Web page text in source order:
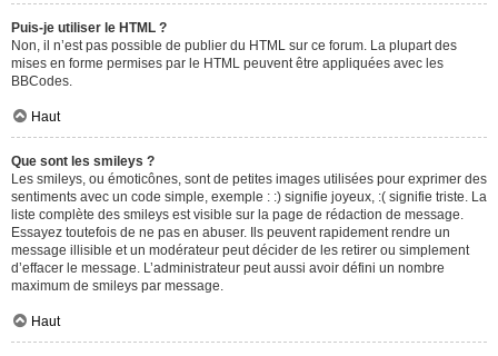
Puis-je utiliser le HTML ?
Non, il n’est pas possible de publier du HTML sur ce forum. La plupart des
mises en forme permises par le HTML peuvent être appliquées avec les
BBCodes.
Haut
Que sont les smileys ?
Les smileys, ou émoticônes, sont de petites images utilisées pour exprimer des
sentiments avec un code simple, exemple : :) signifie joyeux, :( signifie triste. La
liste complète des smileys est visible sur la page de rédaction de message.
Essayez toutefois de ne pas en abuser. Ils peuvent rapidement rendre un
message illisible et un modérateur peut décider de les retirer ou simplement
d’effacer le message. L’administrateur peut aussi avoir défini un nombre
maximum de smileys par message.
Haut